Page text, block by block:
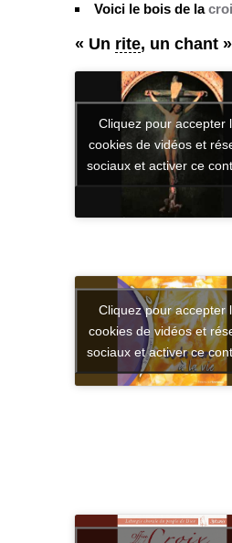
Voici le bois de la
« Un rite, un chant
Cliquez pour accepter
cookies de vidéos et
sociaux et activer ce
Cliquez pour accepter
cookies de vidéos et
sociaux et activer ce